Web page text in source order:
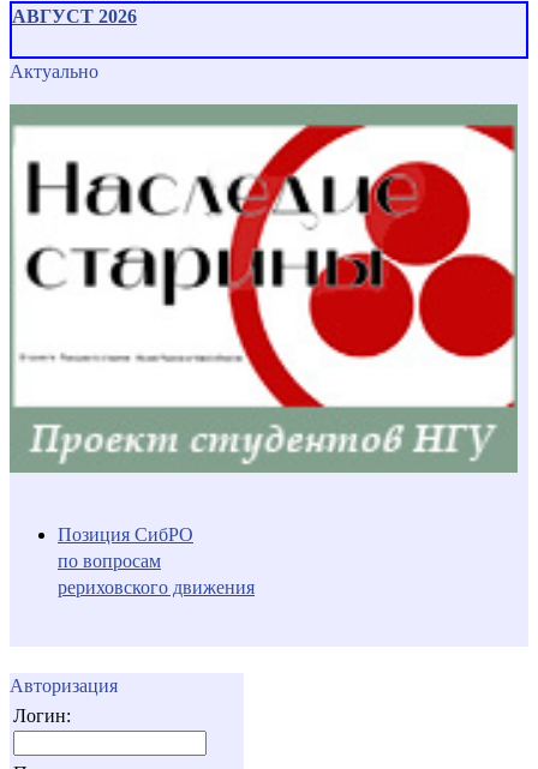
АВГУСТ 2026
Актуально
Позиция СибРО
по вопросам
рериховского движения
Авторизация
Логин: